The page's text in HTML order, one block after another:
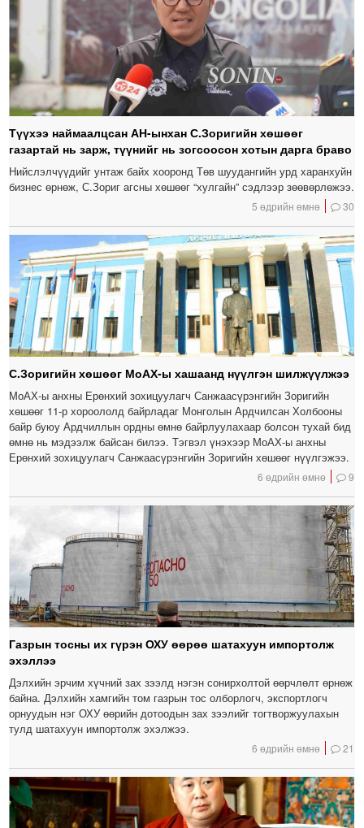
Түүхээ наймаалцсан АН-ынхан С.Зоригийн хөшөөг
газартай нь зарж, түүнийг нь зогсоосон хотын дарга браво
Нийслэлчүүдийг унтаж байх хооронд Төв шуудангийн урд харанхуйн
бизнес өрнөж, С.Зориг агсны хөшөөг “хулгайн” сэдлээр зөөвөрлөжээ.
5 өдрийн өмнө 30
С.Зоригийн хөшөөг МоАХ-ы хашаанд нүүлгэн шилжүүлжээ
МоАХ-ы анхны Ерөнхий зохицуулагч Санжаасүрэнгийн Зоригийн
хөшөөг 11-р хороололд байрладаг Монголын Ардчилсан Холбооны
байр буюу Ардчиллын ордны өмнө байрлуулахаар болсон тухай бид
өмнө нь мэдээлж байсан билээ. Тэгвэл үнэхээр МоАХ-ы анхны
Ерөнхий зохицуулагч Санжаасүрэнгийн Зоригийн хөшөөг нүүлгэжээ.
6 өдрийн өмнө 9
Газрын тосны их гүрэн ОХУ өөрөө шатахуун импортолж
эхэллээ
Дэлхийн эрчим хүчний зах зээлд нэгэн сонирхолтой өөрчлөлт өрнөж
байна. Дэлхийн хамгийн том газрын тос олборлогч, экспортлогч
орнуудын нэг ОХУ өөрийн дотоодын зах зээлийг тогтворжуулахын
тулд шатахуун импортолж эхэлжээ.
6 өдрийн өмнө 21